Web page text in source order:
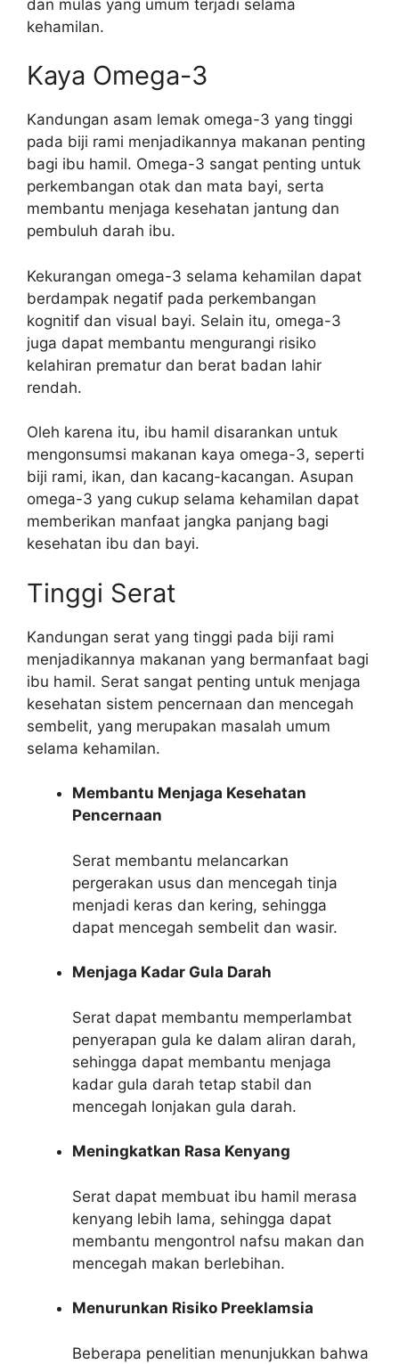
dan mulas yang umum terjadi selama
kehamilan.
Kaya Omega-3
Kandungan asam lemak omega-3 yang tinggi
pada biji rami menjadikannya makanan penting
bagi ibu hamil. Omega-3 sangat penting untuk
perkembangan otak dan mata bayi, serta
membantu menjaga kesehatan jantung dan
pembuluh darah ibu.
Kekurangan omega-3 selama kehamilan dapat
berdampak negatif pada perkembangan
kognitif dan visual bayi. Selain itu, omega-3
juga dapat membantu mengurangi risiko
kelahiran prematur dan berat badan lahir
rendah.
Oleh karena itu, ibu hamil disarankan untuk
mengonsumsi makanan kaya omega-3, seperti
biji rami, ikan, dan kacang-kacangan. Asupan
omega-3 yang cukup selama kehamilan dapat
memberikan manfaat jangka panjang bagi
kesehatan ibu dan bayi.
Tinggi Serat
Kandungan serat yang tinggi pada biji rami
menjadikannya makanan yang bermanfaat bagi
ibu hamil. Serat sangat penting untuk menjaga
kesehatan sistem pencernaan dan mencegah
sembelit, yang merupakan masalah umum
selama kehamilan.
Membantu Menjaga Kesehatan
Pencernaan
Serat membantu melancarkan
pergerakan usus dan mencegah tinja
menjadi keras dan kering, sehingga
dapat mencegah sembelit dan wasir.
Menjaga Kadar Gula Darah
Serat dapat membantu memperlambat
penyerapan gula ke dalam aliran darah,
sehingga dapat membantu menjaga
kadar gula darah tetap stabil dan
mencegah lonjakan gula darah.
Meningkatkan Rasa Kenyang
Serat dapat membuat ibu hamil merasa
kenyang lebih lama, sehingga dapat
membantu mengontrol nafsu makan dan
mencegah makan berlebihan.
Menurunkan Risiko Preeklamsia
Beberapa penelitian menunjukkan bahwa